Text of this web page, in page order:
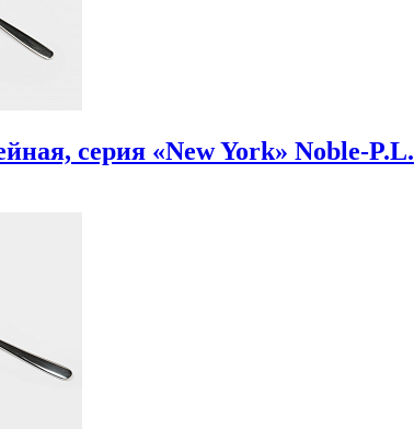
серия «New York» Noble-P.L.